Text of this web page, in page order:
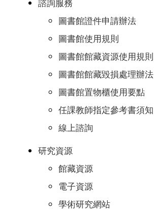
諮詢服務
圖書館證件申請辦法
圖書館使用規則
圖書館館藏資源使用規則
圖書館館藏毀損處理辦法
圖書館置物櫃使用要點
任課教師指定參考書須知
線上諮詢
研究資源
館藏資源
電子資源
學術研究網站